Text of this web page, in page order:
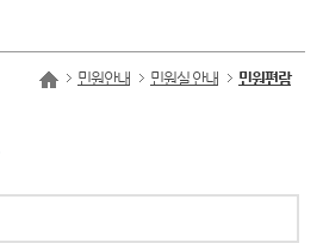
민원안내 민원실 안내 민원편람